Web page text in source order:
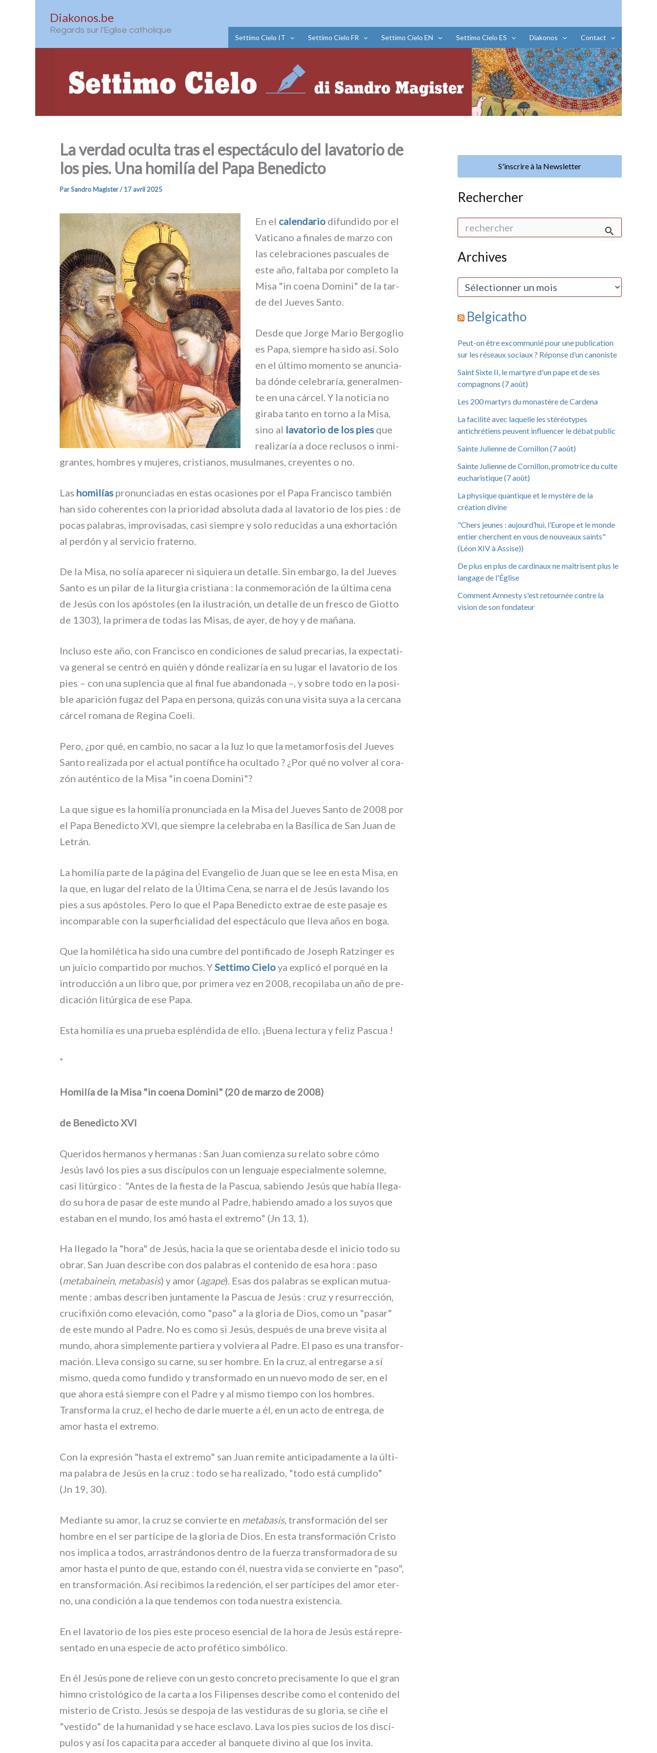
Diakonos.be
Regards sur l'Eglise catholique
Settimo Cielo IT Settimo Cielo FR Settimo Cielo EN Settimo Cielo ES Diakonos Contact
La verdad oculta tras el espectáculo del lavatorio de
los pies. Una homilía del Papa Benedicto
ParSandro Magister/17 avril 2025
En el calen­da­rio difun­di­do por el
Vaticano a fina­les de mar­zo con
las cele­bra­cio­nes pascua­les de
este año, fal­ta­ba por com­ple­to la
Misa "in coe­na Domini" de la tar­
de del Jueves Santo.
Desde que Jorge Mario Bergoglio
es Papa, siem­pre ha sido así. Solo
en el últi­mo momen­to se anun­cia­
ba dón­de cele­bra­ría, gene­ral­men­
te en una cár­cel. Y la noti­cia no
gira­ba tan­to en tor­no a la Misa,
sino al lava­to­rio de los pies que
rea­li­za­ría a doce reclu­sos o inmi­
gran­tes, hom­bres y muje­res, cri­stia­nos, musul­ma­nes, creyen­tes o no.
Las homi­lías pro­nun­cia­das en estas oca­sio­nes por el Papa Francisco tam­bién
han sido cohe­ren­tes con la prio­ri­dad abso­lu­ta dada al lava­to­rio de los pies : de
pocas pala­bras, impro­vi­sa­das, casi siem­pre y solo redu­ci­das a una exhor­ta­ción
al per­dón y al ser­vi­cio fra­ter­no.
De la Misa, no solía apa­re­cer ni siquie­ra un detal­le. Sin embar­go, la del Jueves
Santo es un pilar de la litur­gia cri­stia­na : la con­me­mo­ra­ción de la últi­ma cena
de Jesús con los apó­sto­les (en la ilu­stra­ción, un detal­le de un fre­sco de Giotto
de 1303), la pri­me­ra de todas las Misas, de ayer, de hoy y de maña­na.
Incluso este año, con Francisco en con­di­cio­nes de salud pre­ca­rias, la expec­ta­ti­
va gene­ral se cen­tró en quién y dón­de rea­li­za­ría en su lugar el lava­to­rio de los
pies – con una suplen­cia que al final fue aban­do­na­da –, y sobre todo en la posi­
ble apa­ri­ción fugaz del Papa en per­so­na, qui­zás con una visi­ta suya a la cer­ca­na
cár­cel roma­na de Regina Coeli.
Pero, ¿por qué, en cam­bio, no sacar a la luz lo que la meta­mor­fo­sis del Jueves
Santo rea­li­za­da por el actual pon­tí­fi­ce ha ocul­ta­do ? ¿Por qué no vol­ver al cora­
zón autén­ti­co de la Misa "in coe­na Domini"?
La que sigue es la homi­lía pro­nun­cia­da en la Misa del Jueves Santo de 2008 por
el Papa Benedicto XVI, que siem­pre la cele­bra­ba en la Basílica de San Juan de
Letrán.
La homi­lía par­te de la pági­na del Evangelio de Juan que se lee en esta Misa, en
la que, en lugar del rela­to de la Última Cena, se nar­ra el de Jesús lavan­do los
pies a sus apó­sto­les. Pero lo que el Papa Benedicto extrae de este pasa­je es
incom­pa­ra­ble con la super­fi­cia­li­dad del espec­tá­cu­lo que lle­va años en boga.
Que la homi­lé­ti­ca ha sido una cum­bre del pon­ti­fi­ca­do de Joseph Ratzinger es
un jui­cio com­par­ti­do por muchos. YSettimo Cieloya expli­có el por­qué en la
intro­duc­ción a un libro que, por pri­me­ra vez en 2008, reco­pi­la­ba un año de pre­
di­ca­ción litúr­gi­ca de ese Papa.
Esta homi­lía es una prue­ba esplén­di­da de ello. ¡Buena lec­tu­ra y feliz Pascua !
*
Homilía de la Misa "in coena Domini" (20 de marzo de 2008)
de Benedicto XVI
Queridos her­ma­nos y her­ma­nas : San Juan comien­za su rela­to sobre cómo
Jesús lavó los pies a sus discí­pu­los con un len­gua­je espe­cial­men­te solem­ne,
casi litúr­gi­co : "Antes de la fie­sta de la Pascua, sabien­do Jesús que había lle­ga­
do su hora de pasar de este mun­do al Padre, habien­do ama­do a los suyos que
esta­ban en el mun­do, los amó hasta el extre­mo" (Jn 13, 1).
Ha lle­ga­do la "hora" de Jesús, hacia la que se orien­ta­ba desde el ini­cio todo su
obrar. San Juan descri­be con dos pala­bras el con­te­ni­do de esa hora : paso
(meta­bai­nein, meta­ba­sis) y amor (aga­pe). Esas dos pala­bras se expli­can mutua­
men­te : ambas descri­ben jun­ta­men­te la Pascua de Jesús : cruz y resur­rec­ción,
cru­ci­fi­xión como ele­va­ción, como "paso" a la glo­ria de Dios, como un "pasar"
de este mun­do al Padre. No es como si Jesús, después de una bre­ve visi­ta al
mun­do, aho­ra sim­ple­men­te par­tie­ra y vol­vie­ra al Padre. El paso es una tran­sfor­
ma­ción. Lleva con­si­go su car­ne, su ser hom­bre. En la cruz, al entre­gar­se a sí
mismo, que­da como fun­di­do y tran­sfor­ma­do en un nue­vo modo de ser, en el
que aho­ra está siem­pre con el Padre y al mismo tiem­po con los hom­bres.
Transforma la cruz, el hecho de dar­le muer­te a él, en un acto de entre­ga, de
amor hasta el extre­mo.
Con la expre­sión "hasta el extre­mo" san Juan remi­te anti­ci­pa­da­men­te a la últi­
ma pala­bra de Jesús en la cruz : todo se ha rea­li­za­do, "todo está cum­pli­do"
(Jn 19, 30).
Mediante su amor, la cruz se con­vier­te en meta­ba­sis, tran­sfor­ma­ción del ser
hom­bre en el ser par­tí­ci­pe de la glo­ria de Dios. En esta tran­sfor­ma­ción Cristo
nos impli­ca a todos, arra­strán­do­nos den­tro de la fuer­za tran­sfor­ma­do­ra de su
amor hasta el pun­to de que, estan­do con él, nue­stra vida se con­vier­te en "paso",
en tran­sfor­ma­ción. Así reci­bi­mos la reden­ción, el ser par­tí­ci­pes del amor eter­
no, una con­di­ción a la que ten­de­mos con toda nue­stra exi­sten­cia.
En el lava­to­rio de los pies este pro­ce­so esen­cial de la hora de Jesús está repre­
sen­ta­do en una espe­cie de acto pro­fé­ti­co sim­bó­li­co.
En él Jesús pone de relie­ve con un gesto con­cre­to pre­ci­sa­men­te lo que el gran
him­no cri­sto­ló­gi­co de la car­ta a los Filipenses descri­be como el con­te­ni­do del
miste­rio de Cristo. Jesús se despo­ja de las vesti­du­ras de su glo­ria, se ciñe el
"vesti­do" de la huma­ni­dad y se hace escla­vo. Lava los pies sucios de los discí­
pu­los y así los capa­ci­ta para acce­der al ban­que­te divi­no al que los invi­ta.
S'inscrire à la Newsletter
Rechercher
h
e
c
Archives
A
i
e
Belgicatho
Peut-on être excommunié pour une publication
sur les réseaux sociaux ? Réponse d’un canoniste
Saint Sixte II, le martyre d'un pape et de ses
compagnons (7 août)
Les 200 martyrs du monastère de Cardena
La facilité avec laquelle les stéréotypes
antichrétiens peuvent influencer le débat public
Sainte Julienne de Cornillon (7 août)
Sainte Julienne de Cornillon, promotrice du culte
eucharistique (7 août)
La physique quantique et le mystère de la
création divine
"Chers jeunes : aujourd’hui, l’Europe et le monde
entier cherchent en vous de nouveaux saints"
(Léon XIV à Assise))
De plus en plus de cardinaux ne maîtrisent plus le
langage de l'Église
Comment Amnesty s'est retournée contre la
vision de son fondateur